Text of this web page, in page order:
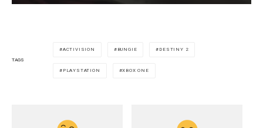
TAGS
ACTIVISION BUNGIE DESTINY 2
PLAYSTATION XBOX ONE